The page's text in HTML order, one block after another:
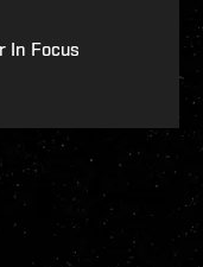
In Focus